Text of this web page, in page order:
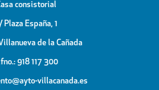
consistorial
Plaza España, 1
de la Cañada
918 117 300
villacanada.es